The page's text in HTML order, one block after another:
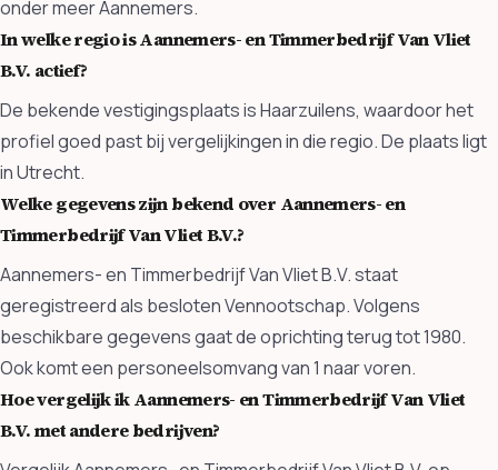
onder meer Aannemers.
In welke regio is Aannemers- en Timmerbedrijf Van Vliet
B.V. actief?
De bekende vestigingsplaats is Haarzuilens, waardoor het
profiel goed past bij vergelijkingen in die regio. De plaats ligt
in Utrecht.
Welke gegevens zijn bekend over Aannemers- en
Timmerbedrijf Van Vliet B.V.?
Aannemers- en Timmerbedrijf Van Vliet B.V. staat
geregistreerd als besloten Vennootschap. Volgens
beschikbare gegevens gaat de oprichting terug tot 1980.
Ook komt een personeelsomvang van 1 naar voren.
Hoe vergelijk ik Aannemers- en Timmerbedrijf Van Vliet
B.V. met andere bedrijven?